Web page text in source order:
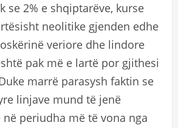
se 2% e shqiptarëve, kurse
neolitike gjenden edhe
veriore dhe lindore
pak më e lartë por gjithesi
marrë parasysh faktin se
linjave mund të jenë
periudha më të vona nga